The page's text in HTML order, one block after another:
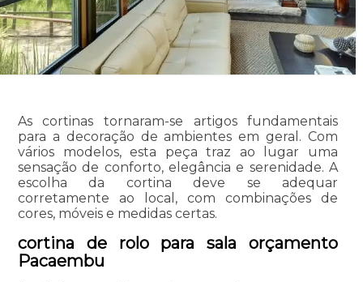
As cortinas tornaram-se artigos fundamentais
para a decoração de ambientes em geral. Com
vários modelos, esta peça traz ao lugar uma
sensação de conforto, elegância e serenidade. A
escolha da cortina deve se adequar
corretamente ao local, com combinações de
cores, móveis e medidas certas.
cortina de rolo para sala orçamento
Pacaembu